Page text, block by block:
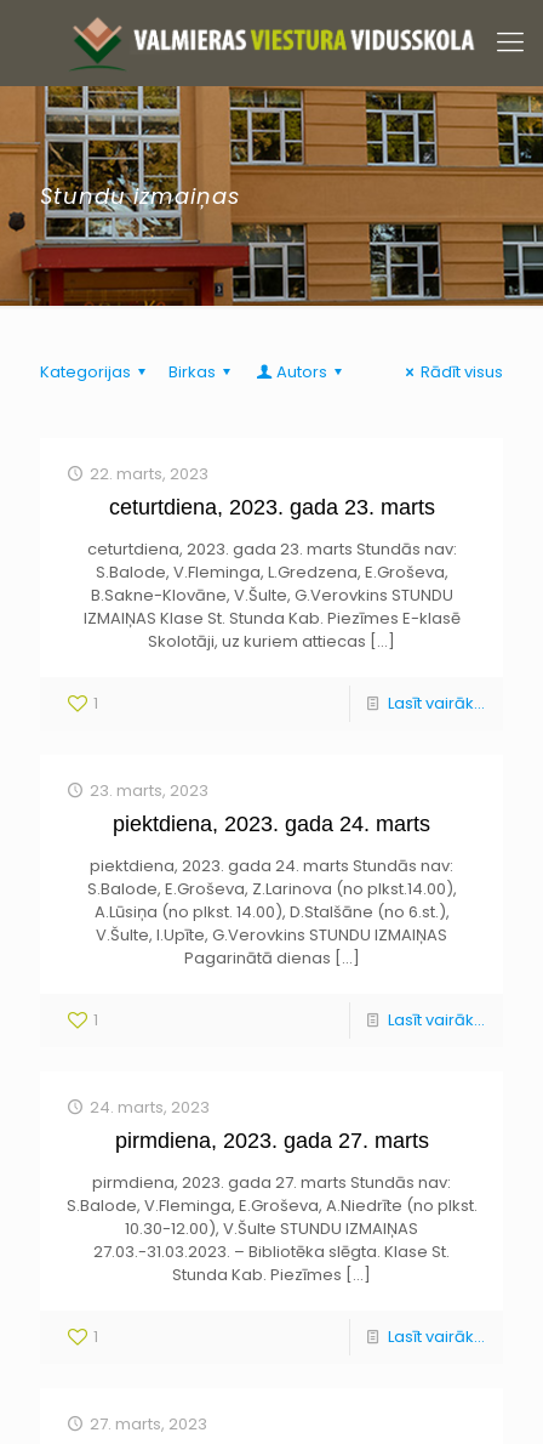
Stundu izmaiņas
Kategorijas Birkas Autors Rādīt visus
22. marts, 2023
ceturtdiena, 2023. gada 23. marts
ceturtdiena, 2023. gada 23. marts Stundās nav:
S.Balode, V.Fleminga, L.Gredzena, E.Groševa,
B.Sakne-Klovāne, V.Šulte, G.Verovkins STUNDU
IZMAIŅAS Klase St. Stunda Kab. Piezīmes E-klasē
Skolotāji, uz kuriem attiecas […]
1 Lasīt vairāk...
23. marts, 2023
piektdiena, 2023. gada 24. marts
piektdiena, 2023. gada 24. marts Stundās nav:
S.Balode, E.Groševa, Z.Larinova (no plkst.14.00),
A.Lūsiņa (no plkst. 14.00), D.Stalšāne (no 6.st.),
V.Šulte, I.Upīte, G.Verovkins STUNDU IZMAIŅAS
Pagarinātā dienas […]
1 Lasīt vairāk...
24. marts, 2023
pirmdiena, 2023. gada 27. marts
pirmdiena, 2023. gada 27. marts Stundās nav:
S.Balode, V.Fleminga, E.Groševa, A.Niedrīte (no plkst.
10.30-12.00), V.Šulte STUNDU IZMAIŅAS
27.03.-31.03.2023. – Bibliotēka slēgta. Klase St.
Stunda Kab. Piezīmes […]
1 Lasīt vairāk...
27. marts, 2023